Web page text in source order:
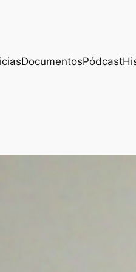
DocumentosPódcast